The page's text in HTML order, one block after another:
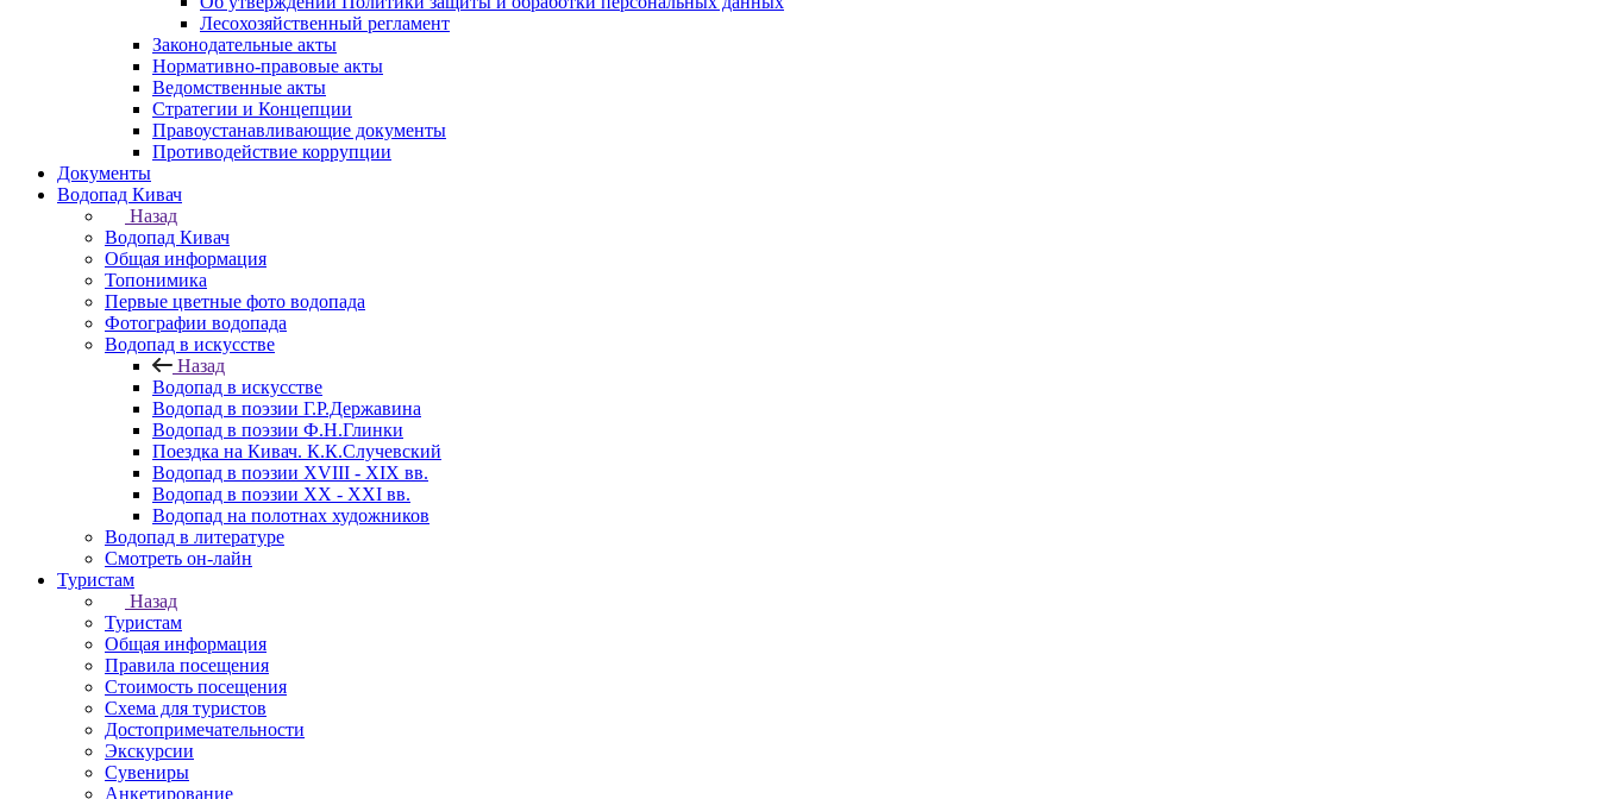
Лесохозяйственный регламент
Законодательные акты
Нормативно-правовые акты
Ведомственные акты
Стратегии и Концепции
Правоустанавливающие документы
Противодействие коррупции
Документы
Водопад Кивач
Назад
Водопад Кивач
Общая информация
Топонимика
Первые цветные фото водопада
Фотографии водопада
Водопад в искусстве
Назад
Водопад в искусстве
Водопад в поэзии Г.Р.Державина
Водопад в поэзии Ф.Н.Глинки
Поездка на Кивач. К.К.Случевский
Водопад в поэзии XVIII - XIX вв.
Водопад в поэзии XX - XXI вв.
Водопад на полотнах художников
Водопад в литературе
Смотреть он-лайн
Туристам
Назад
Туристам
Общая информация
Правила посещения
Стоимость посещения
Схема для туристов
Достопримечательности
Экскурсии
Сувениры
Анкетирование